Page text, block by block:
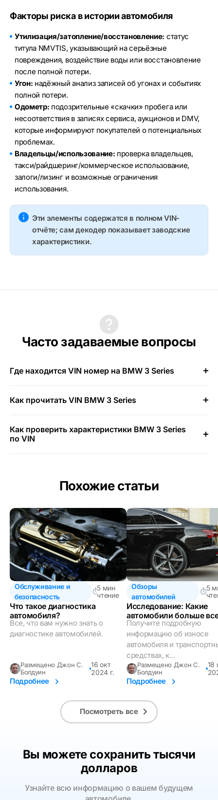
Факторы риска в истории автомобиля
Утилизация/затопление/восстановление: статус
титула NMVTIS, указывающий на серьёзные
повреждения, воздействие воды или восстановление
после полной потери.
Угон: надёжный анализ записей об угонах и событиях
полной потери.
Одометр: подозрительные «скачки» пробега или
несоответствия в записях сервиса, аукционов и DMV,
которые информируют покупателей о потенциальных
проблемах.
Владельцы/использование: проверка владельцев,
такси/райдшеринг/коммерческое использование,
залоги/лизинг и возможные ограничения
использования.
Эти элементы содержатся в полном VIN-
отчёте; сам декодер показывает заводские
характеристики.
Часто задаваемые вопросы
Где находится VIN номер на BMW 3 Series
Как прочитать VIN BMW 3 Series
Как проверить характеристики BMW 3 Series
по VIN
Похожие статьи
Обслуживание и
безопасность
5 мин
чтение
Что такое диагностика
автомобиля?
Все, что вам нужно знать о
диагностике автомобилей.
Размещено Джон С.
Болдуин
16 окт
2024 г.
Подробнее
Обзоры
автомобилей
5
Исследование: Какие
автомобили больше
страдают от
Получите подробную
информацию об износе
автомобиля и
средствах, к...
Размещено Джон С.
Болдуин
18
Подробнее
Посмотреть все
Вы можете сохранить тысячи
долларов
Узнайте всю информацию о вашем будущем